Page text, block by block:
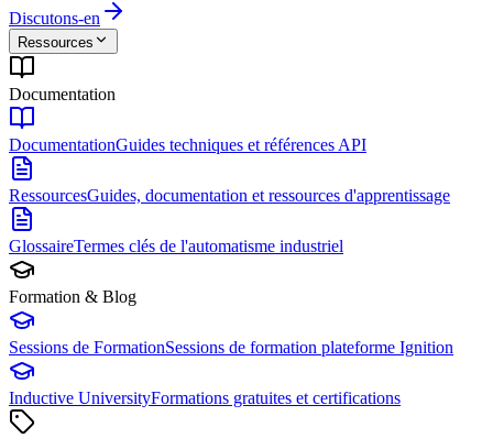
Discutons-en
Ressources
Documentation
DocumentationGuides techniques et références API
RessourcesGuides, documentation et ressources d'apprentissage
GlossaireTermes clés de l'automatisme industriel
Formation & Blog
Sessions de FormationSessions de formation plateforme Ignition
Inductive UniversityFormations gratuites et certifications